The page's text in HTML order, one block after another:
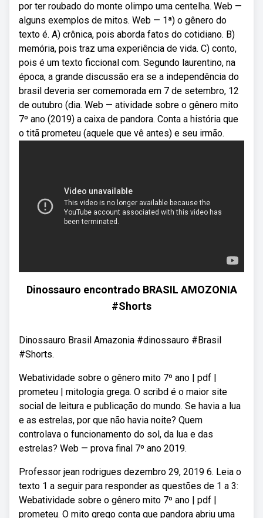
por ter roubado do monte olimpo uma centelha. Web —
alguns exemplos de mitos. Web — 1ª) o gênero do
texto é. A) crônica, pois aborda fatos do cotidiano. B)
memória, pois traz uma experiência de vida. C) conto,
pois é um texto ficcional com. Segundo laurentino, na
época, a grande discussão era se a independência do
brasil deveria ser comemorada em 7 de setembro, 12
de outubro (dia. Web — atividade sobre o gênero mito
7º ano (2019) a caixa de pandora. Conta a história que
o titã prometeu (aquele que vê antes) e seu irmão.
Dinossauro encontrado BRASIL AMOZONIA
#Shorts
Dinossauro Brasil Amazonia #dinossauro #Brasil
#Shorts.
Webatividade sobre o gênero mito 7º ano | pdf |
prometeu | mitologia grega. O scribd é o maior site
social de leitura e publicação do mundo. Se havia a lua
e as estrelas, por que não havia noite? Quem
controlava o funcionamento do sol, da lua e das
estrelas? Web — prova final 7º ano 2019.
Professor jean rodrigues dezembro 29, 2019 6. Leia o
texto 1 a seguir para responder as questões de 1 a 3:
Webatividade sobre o gênero mito 7º ano | pdf |
prometeu. O mito grego conta que pandora abriu uma